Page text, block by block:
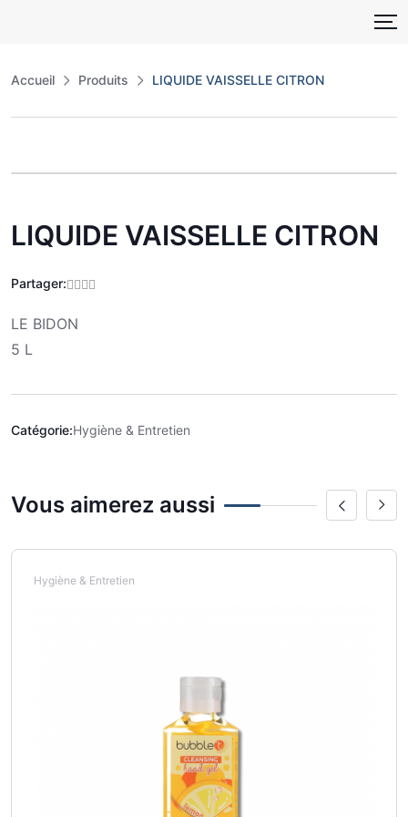
Accueil Produits LIQUIDE VAISSELLE CITRON
LIQUIDE VAISSELLE CITRON
Partager:
LE BIDON
5 L
Catégorie:Hygiène & Entretien
Vous aimerez aussi
Hygiène & Entretien